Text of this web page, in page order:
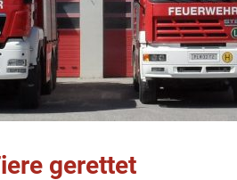
gerettet